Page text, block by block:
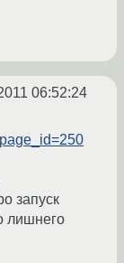
06:52:24
запуск
лишнего